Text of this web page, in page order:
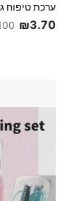
₪3.70
100+